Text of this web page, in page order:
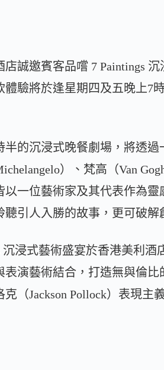
店誠邀賓客品嚐 7 Paintings
體驗將於逢星期四及五晚上7
半的沉浸式晚餐劇場，將透
）、梵高（Van
以一位藝術家及其代表作為
聽引人入勝的故事，更可破
沉浸式藝術盛宴於香港美利
表演藝術結合，打造無與倫
克（Jackson Pollock）表現